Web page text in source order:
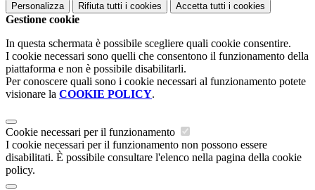
Personalizza Rifiuta tutti i cookies Accetta tutti i cookies
Gestione cookie
In questa schermata è possibile scegliere quali cookie consentire.
I cookie necessari sono quelli che consentono il funzionamento della
piattaforma e non è possibile disabilitarli.
Per conoscere quali sono i cookie necessari al funzionamento potete
visionare la COOKIE POLICY.
Cookie necessari per il funzionamento
I cookie necessari per il funzionamento non possono essere
disabilitati. È possibile consultare l'elenco nella pagina della cookie
policy.